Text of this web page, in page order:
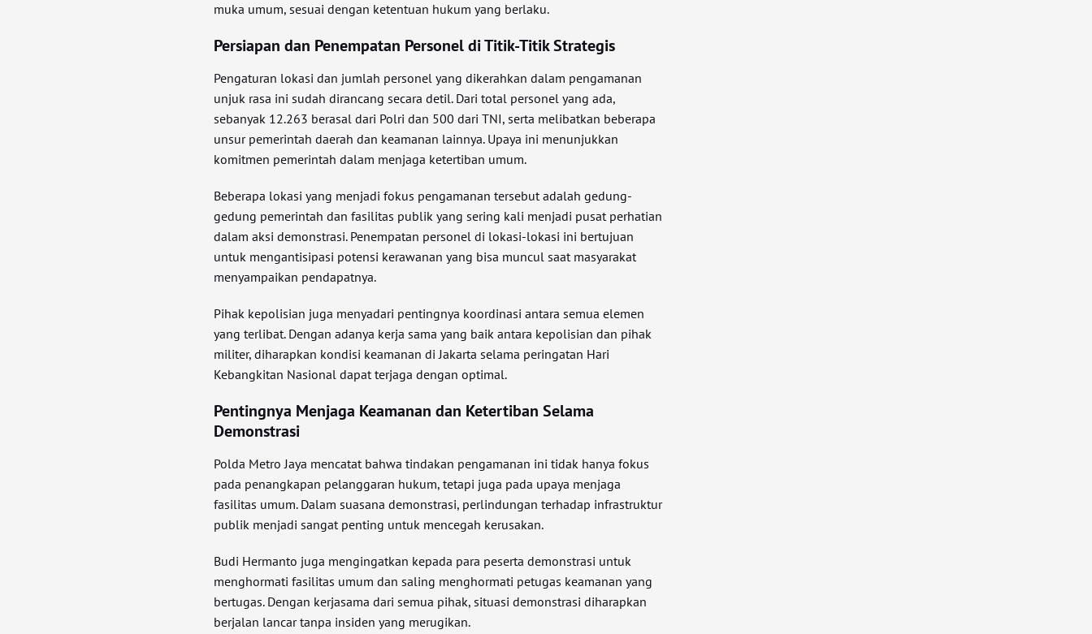
muka umum, sesuai dengan ketentuan hukum yang berlaku.
Persiapan dan Penempatan Personel di Titik-Titik Strategis
Pengaturan lokasi dan jumlah personel yang dikerahkan dalam pengamanan
unjuk rasa ini sudah dirancang secara detil. Dari total personel yang ada,
sebanyak 12.263 berasal dari Polri dan 500 dari TNI, serta melibatkan beberapa
unsur pemerintah daerah dan keamanan lainnya. Upaya ini menunjukkan
komitmen pemerintah dalam menjaga ketertiban umum.
Beberapa lokasi yang menjadi fokus pengamanan tersebut adalah gedung-
gedung pemerintah dan fasilitas publik yang sering kali menjadi pusat perhatian
dalam aksi demonstrasi. Penempatan personel di lokasi-lokasi ini bertujuan
untuk mengantisipasi potensi kerawanan yang bisa muncul saat masyarakat
menyampaikan pendapatnya.
Pihak kepolisian juga menyadari pentingnya koordinasi antara semua elemen
yang terlibat. Dengan adanya kerja sama yang baik antara kepolisian dan pihak
militer, diharapkan kondisi keamanan di Jakarta selama peringatan Hari
Kebangkitan Nasional dapat terjaga dengan optimal.
Pentingnya Menjaga Keamanan dan Ketertiban Selama
Demonstrasi
Polda Metro Jaya mencatat bahwa tindakan pengamanan ini tidak hanya fokus
pada penangkapan pelanggaran hukum, tetapi juga pada upaya menjaga
fasilitas umum. Dalam suasana demonstrasi, perlindungan terhadap infrastruktur
publik menjadi sangat penting untuk mencegah kerusakan.
Budi Hermanto juga mengingatkan kepada para peserta demonstrasi untuk
menghormati fasilitas umum dan saling menghormati petugas keamanan yang
bertugas. Dengan kerjasama dari semua pihak, situasi demonstrasi diharapkan
berjalan lancar tanpa insiden yang merugikan.